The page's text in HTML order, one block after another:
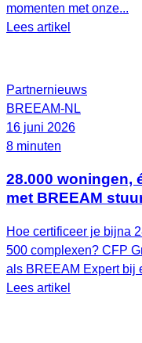
momenten met onze...
Lees artikel
Partnernieuws
BREEAM-NL
16 juni 2026
8 minuten
28.000 woningen,
met BREEAM
Hoe certificeer je bijna
500 complexen? CFP
als BREEAM Expert bij
Lees artikel